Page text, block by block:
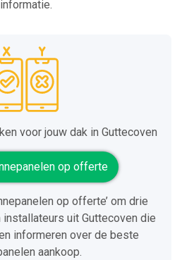
voor jouw dak in Guttecoven
op offerte
op offerte’ om drie
uit Guttecoven die
informeren over de beste
aankoop.